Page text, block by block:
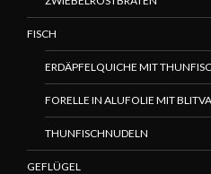
FISCH
ERDÄPFELQUICHE MIT
FORELLE IN ALUFOLIE MIT BLITVA
THUNFISCHNUDELN
GEFLÜGEL